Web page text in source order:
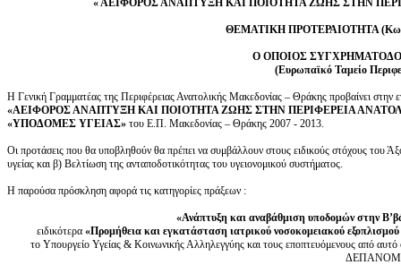
« ΑΕΙΦΟΡΟΣ ΑΝΑΠΤΥΞΗ ΚΑΙ ΠΟΙΟΤΗΤΑ ΖΩΗΣ ΣΤΗΝ
ΘΕΜΑΤΙΚΗ ΠΡΟΤΕΡΑΙΟΤΗΤΑ
Ο ΟΠΟΙΟΣ
(Ευρωπαϊκό Ταμείο
Η Γενική Γραμματέας της Περιφέρειας Ανατολικής Μακεδονίας – Θράκης προβαίνει
«ΑΕΙΦΟΡΟΣ ΑΝΑΠΤΥΞΗ ΚΑΙ ΠΟΙΟΤΗΤΑ ΖΩΗΣ ΣΤΗΝ ΠΕΡΙΦΕΡΕΙΑ
«ΥΠΟΔΟΜΕΣ ΥΓΕΙΑΣ» του Ε.Π. Μακεδονίας – Θράκης 2007 - 2013.
Οι προτάσεις που θα υποβληθούν θα πρέπει να συμβάλλουν στους ειδικούς στόχους του
υγείας και β) Βελτίωση της ανταποδοτικότητας του υγειονομικού συστήματος.
Η παρούσα πρόσκληση αφορά τις κατηγορίες πράξεων :
«Ανάπτυξη και αναβάθμιση υποδομών στην
ειδικότερα «Προμήθεια και εγκατάσταση ιατρικού νοσοκομειακού
τo Υπουργείο Υγείας & Κοινωνικής Αλληλεγγύης και τους εποπτευόμενους από
ΔΕΠΑΝΟΜ